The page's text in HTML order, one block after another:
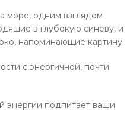
море, одним взглядом
в глубокую синеву, и
напоминающие картину.
с энергичной, почти
энергии подпитает ваши